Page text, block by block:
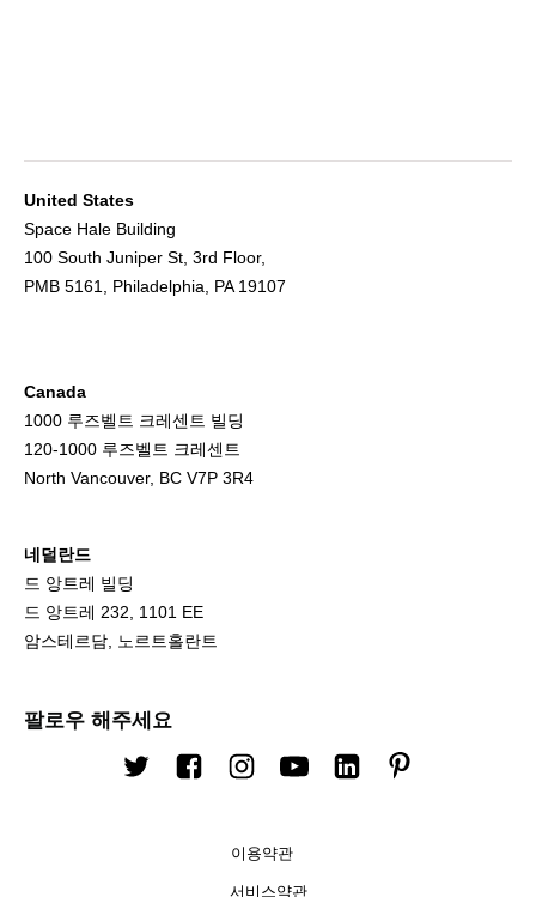
United States
Space Hale Building
100 South Juniper St, 3rd Floor,
PMB 5161, Philadelphia, PA 19107
Canada
1000 루즈벨트 크레센트 빌딩
120-1000 루즈벨트 크레센트
North Vancouver, BC V7P 3R4
네덜란드
드 앙트레 빌딩
드 앙트레 232, 1101 EE
암스테르담, 노르트홀란트
팔로우 해주세요
트위터Facebook인스타그램
유튜브링크드 인
이용약관
서비스약관